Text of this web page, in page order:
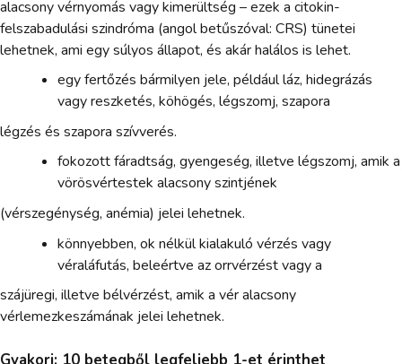
alacsony vérnyomás vagy kimerültség – ezek a citokin-
felszabadulási szindróma (angol betűszóval: CRS) tünetei
lehetnek, ami egy súlyos állapot, és akár halálos is lehet.
egy fertőzés bármilyen jele, például láz, hidegrázás
vagy reszketés, köhögés, légszomj, szapora
légzés és szapora szívverés.
fokozott fáradtság, gyengeség, illetve légszomj, amik a
vörösvértestek alacsony szintjének
(vérszegénység, anémia) jelei lehetnek.
könnyebben, ok nélkül kialakuló vérzés vagy
véraláfutás, beleértve az orrvérzést vagy a
szájüregi, illetve bélvérzést, amik a vér alacsony
vérlemezkeszámának jelei lehetnek.
Gyakori: 10 betegből legfeljebb 1-et érinthet